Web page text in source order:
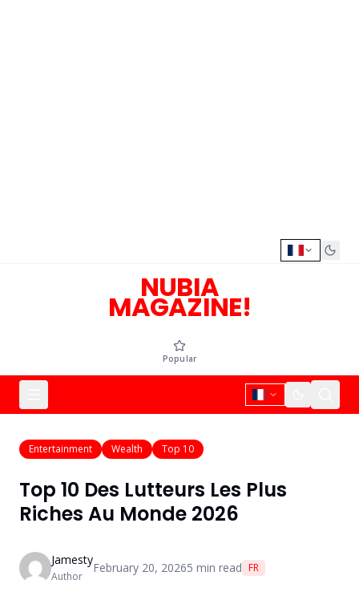
NUBIA
MAGAZINE!
Popular
Entertainment Wealth Top 10
Top 10 Des Lutteurs Les Plus
Riches Au Monde 2026
Jamesty
Author
February 20, 20265 min read FR